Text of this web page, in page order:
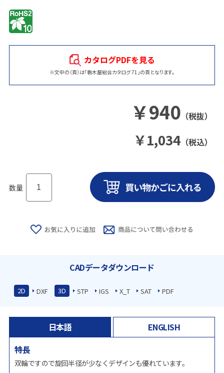
カタログPDFを見る
※文中の（頁）は「栃木屋総合カタログ 71」の頁となります。
￥940 （税抜）
￥1,034 （税込）
数量
CADデータダウンロード
2D DXF 3D STP IGS X_T SAT PDF
日本語
ENGLISH
特長
双輪ですので旋回半径が少なくデザインも優れています。